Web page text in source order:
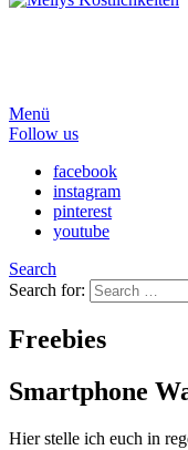
Menü
Follow us
facebook
instagram
pinterest
youtube
Search
Search for:
Freebies
Smartphone
Hier stelle ich euch in